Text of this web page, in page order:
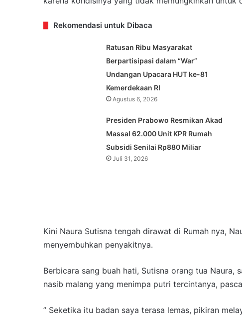
Rekomendasi untuk Dibaca
Ratusan Ribu Masyarakat
Berpartisipasi dalam “War”
Undangan Upacara HUT ke-81
Kemerdekaan RI
Agustus 6, 2026
Presiden Prabowo Resmikan Akad
Massal 62.000 Unit KPR Rumah
Subsidi Senilai Rp880 Miliar
Juli 31, 2026
Kini Naura Sutisna tengah dirawat di Rumah nya,
menyembuhkan penyakitnya.
Berbicara sang buah hati, Sutisna orang tua Naura,
nasib malang yang menimpa putri tercintanya,
” Seketika itu badan saya terasa lemas, pikiran